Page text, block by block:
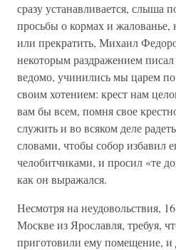
сразу устанавливается, слыша
просьбы о кормах и жалованье,
или прекратить, Михаил
некоторым раздражением
ведомо, учинились мы царем
своим хотением: крест нам
вам бы всем, помня свое
служить и во всяком деле
словами, чтобы собор избавил
челобитчиками, и просил «те
как он выражался.
Несмотря на неудовольствия,
Москве из Ярославля, требуя,
приготовили ему помещение, и